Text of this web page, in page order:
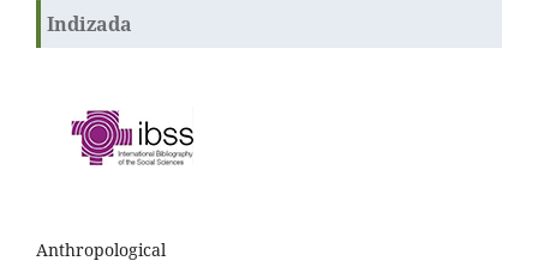
Indizada
Anthropological